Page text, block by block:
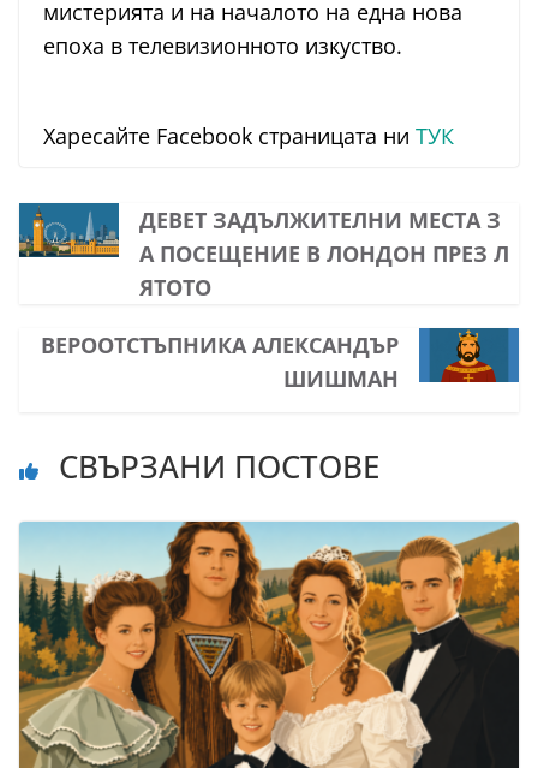
мистерията и на началото на една нова
епоха в телевизионното изкуство.
Харесайте Facebook страницата ни ТУК
ДЕВЕТ ЗАДЪЛЖИТЕЛНИ МЕСТА З
А ПОСЕЩЕНИЕ В ЛОНДОН ПРЕЗ Л
ЯТОТО
ВЕРООТСТЪПНИКА АЛЕКСАНДЪР
ШИШМАН
СВЪРЗАНИ ПОСТОВЕ